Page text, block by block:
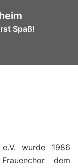
Spaß!
wurde 1986
dem